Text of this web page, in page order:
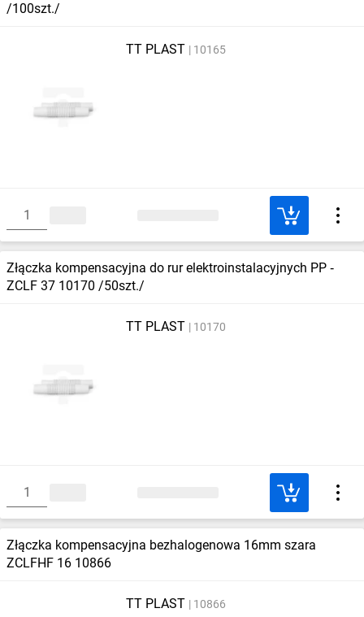
/100szt./
TT PLAST 10165
Złączka kompensacyjna do rur elektroinstalacyjnych PP ‑
ZCLF 37 10170 /50szt./
TT PLAST 10170
Złączka kompensacyjna bezhalogenowa 16mm szara
ZCLFHF 16 10866
TT PLAST 10866